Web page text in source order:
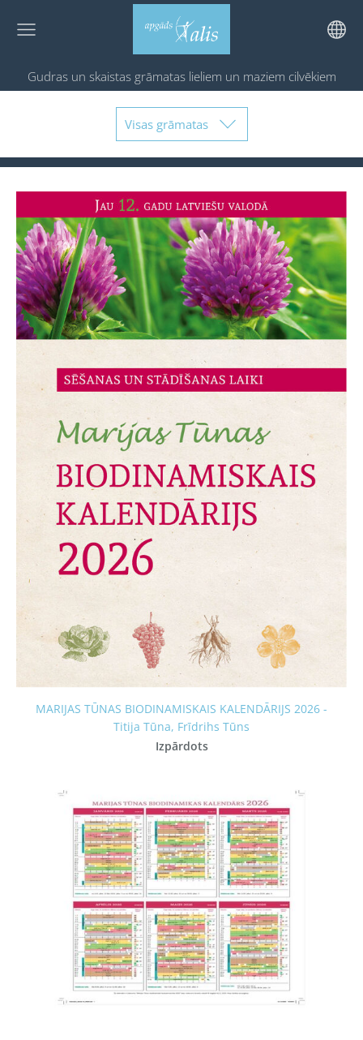
Gudras un skaistas grāmatas lieliem un maziem cilvēkiem
Visas grāmatas
MARIJAS TŪNAS BIODINAMISKAIS KALENDĀRIJS 2026 -
Titija Tūna, Frīdrihs Tūns
Izpārdots